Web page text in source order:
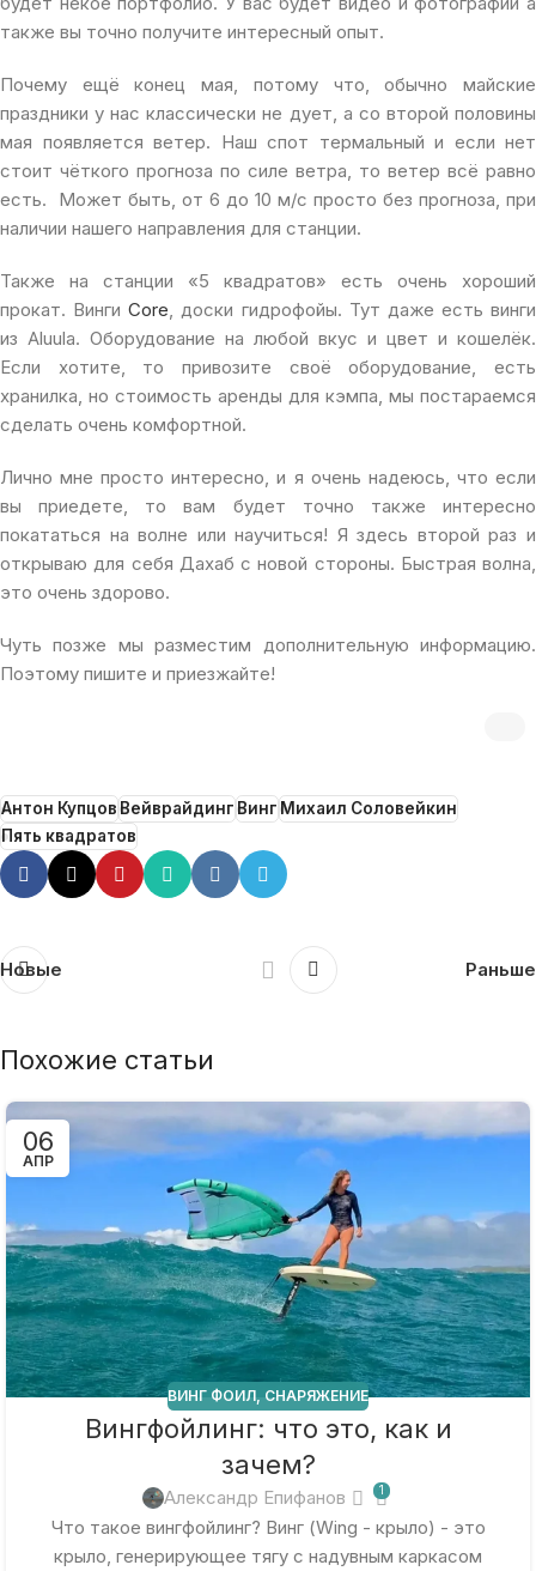
также вы точно получите интересный опыт.
Почему ещё конец мая, потому что, обычно майские
праздники у нас классически не дует, а со второй половины
мая появляется ветер. Наш спот термальный и если нет
стоит чёткого прогноза по силе ветра, то ветер всё равно
есть. Может быть, от 6 до 10 м/с просто без прогноза, при
наличии нашего направления для станции.
Также на станции «5 квадратов» есть очень хороший
прокат. ВингиCore, доски гидрофойы. Тут даже есть винги
из Aluula. Оборудование на любой вкус и цвет и кошелёк.
Если хотите, то привозите своё оборудование, есть
хранилка, но стоимость аренды для кэмпа, мы постараемся
сделать очень комфортной.
Лично мне просто интересно, и я очень надеюсь, что если
вы приедете, то вам будет точно также интересно
покататься на волне или научиться! Я здесь второй раз и
открываю для себя Дахаб с новой стороны. Быстрая волна,
это очень здорово.
Чуть позже мы разместим дополнительную информацию.
Поэтому пишите и приезжайте!
Антон КупцовВейврайдингВингМихаил Соловейкин
Пять квадратов
Новые Раньше
Похожие статьи
06
АПР
ВИНГ ФОИЛ СНАРЯЖЕНИЕ
Вингфойлинг: что это, как и
зачем?
Александр Епифанов 1
Что такое вингфойлинг? Винг (Wing - крыло) - это
крыло, генерирующее тягу с надувным каркасом